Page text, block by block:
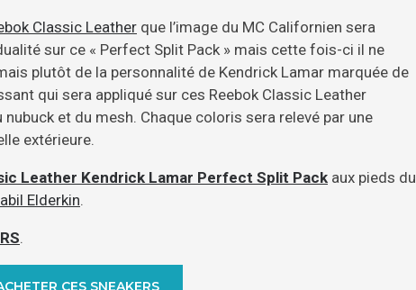
Classic Leather que l’image du MC Californien sera
sur ce « Perfect Split Pack » mais cette fois-ci il ne
plutôt de la personnalité de Kendrick Lamar marquée de
qui sera appliqué sur ces Reebok Classic Leather
et du mesh. Chaque coloris sera relevé par une
extérieure.
Leather Kendrick Lamar Perfect Split Pack aux pieds du
Elderkin.
.
CES SNEAKERS